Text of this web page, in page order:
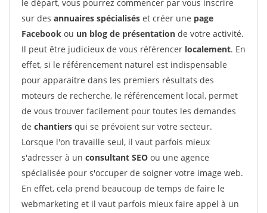
le départ, vous pourrez commencer par vous inscrire
sur des annuaires spécialisés et créer une page
Facebook ou un blog de présentation de votre activité.
Il peut être judicieux de vous référencer localement. En
effet, si le référencement naturel est indispensable
pour apparaitre dans les premiers résultats des
moteurs de recherche, le référencement local, permet
de vous trouver facilement pour toutes les demandes
de chantiers qui se prévoient sur votre secteur.
Lorsque l'on travaille seul, il vaut parfois mieux
s'adresser à un consultant SEO ou une agence
spécialisée pour s'occuper de soigner votre image web.
En effet, cela prend beaucoup de temps de faire le
webmarketing et il vaut parfois mieux faire appel à un